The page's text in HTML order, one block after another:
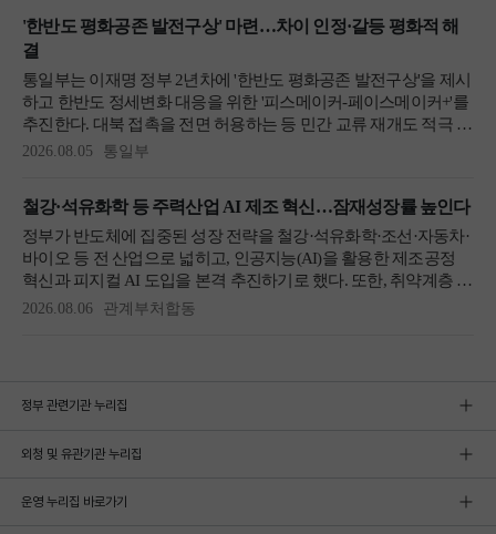
정부 관련기관 누리집
외청 및 유관기관 누리집
운영 누리집 바로가기